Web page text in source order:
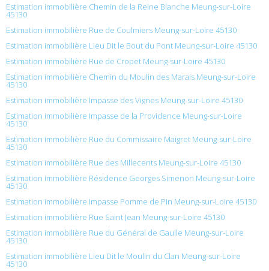
Estimation immobilière Chemin de la Reine Blanche Meung-sur-Loire
45130
Estimation immobilière Rue de Coulmiers Meung-sur-Loire 45130
Estimation immobilière Lieu Dit le Bout du Pont Meung-sur-Loire 45130
Estimation immobilière Rue de Cropet Meung-sur-Loire 45130
Estimation immobilière Chemin du Moulin des Marais Meung-sur-Loire
45130
Estimation immobilière Impasse des Vignes Meung-sur-Loire 45130
Estimation immobilière Impasse de la Providence Meung-sur-Loire
45130
Estimation immobilière Rue du Commissaire Maigret Meung-sur-Loire
45130
Estimation immobilière Rue des Millecents Meung-sur-Loire 45130
Estimation immobilière Résidence Georges Simenon Meung-sur-Loire
45130
Estimation immobilière Impasse Pomme de Pin Meung-sur-Loire 45130
Estimation immobilière Rue Saint Jean Meung-sur-Loire 45130
Estimation immobilière Rue du Général de Gaulle Meung-sur-Loire
45130
Estimation immobilière Lieu Dit le Moulin du Clan Meung-sur-Loire
45130